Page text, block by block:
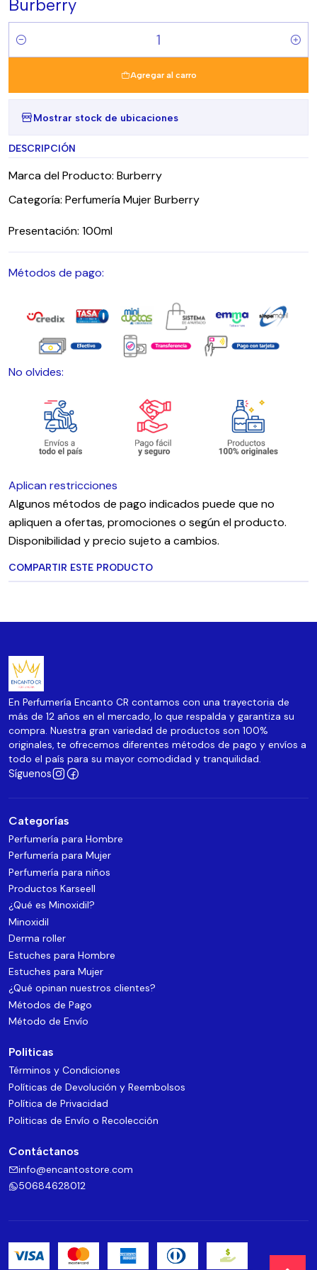
Burberry
Cantidad
Agregar al carro
Mostrar stock de ubicaciones
DESCRIPCIÓN
Marca del Producto: Burberry
Categoría: Perfumería Mujer Burberry
Presentación: 100ml
Métodos de pago:
No olvides:
Aplican restricciones
Algunos métodos de pago indicados puede que no
apliquen a ofertas, promociones o según el producto.
Disponibilidad y precio sujeto a cambios.
COMPARTIR ESTE PRODUCTO
En Perfumería Encanto CR contamos con una trayectoria de
más de 12 años en el mercado, lo que respalda y garantiza su
compra. Nuestra gran variedad de productos son 100%
originales, te ofrecemos diferentes métodos de pago y envíos a
todo el país para su mayor comodidad y tranquilidad.
Síguenos
Categorías
Perfumería para Hombre
Perfumería para Mujer
Perfumería para niños
Productos Karseell
¿Qué es Minoxidil?
Minoxidil
Derma roller
Estuches para Hombre
Estuches para Mujer
¿Qué opinan nuestros clientes?
Métodos de Pago
Método de Envío
Politicas
Términos y Condiciones
Políticas de Devolución y Reembolsos
Política de Privacidad
Politicas de Envío o Recolección
Contáctanos
info@encantostore.com
50684628012